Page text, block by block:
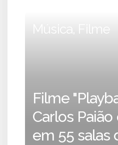
Música, Filme
Filme
Carlos
em 55 salas